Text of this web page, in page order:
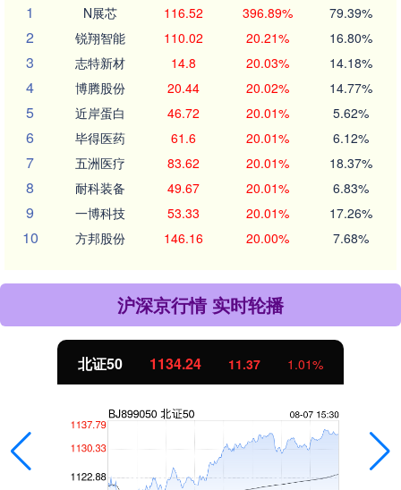
1
N展芯 116.52 396.89% 79.39%
2 锐翔智能 110.02 20.21% 16.80%
3 志特新材 14.8 20.03% 14.18%
4 博腾股份 20.44 20.02% 14.77%
5 近岸蛋白 46.72 20.01% 5.62%
6 毕得医药 61.6 20.01% 6.12%
7 五洲医疗 83.62 20.01% 18.37%
8 耐科装备 49.67 20.01% 6.83%
9 一博科技 53.33 20.01% 17.26%
10 方邦股份 146.16 20.00% 7.68%
沪深京行情 实时轮播
北证50 1134.24 11.37 1.01%